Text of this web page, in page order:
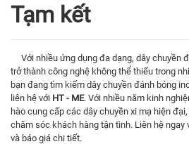
Tạm kết
Với nhiều ứng dụng đa dạng, dây chuyền
trở thành công nghệ không thể thiếu trong
bạn đang tìm kiếm dây chuyền đánh bóng
liên hệ với HT - ME. Với nhiều năm kinh
hào cung cấp các dây chuyền xi mạ hiện
chăm sóc khách hàng tận tình. Liên hệ ngay
và báo giá chi tiết.